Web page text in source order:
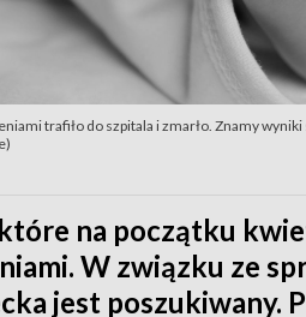
trafiło do szpitala i zmarło. Znamy
na początku
W związku ze
jest poszukiwany.